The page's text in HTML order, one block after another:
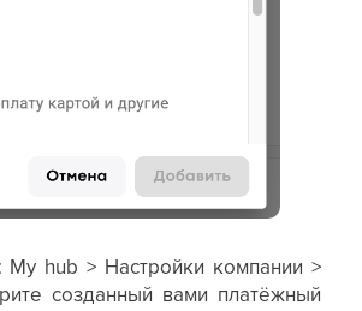
hub > Настройки компании >
созданный вами платёжный